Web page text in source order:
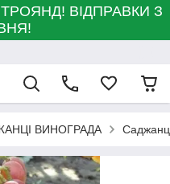
ВІДПРАВКИ З
ВИНОГРАДА